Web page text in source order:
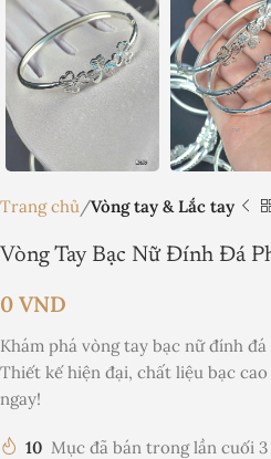
Trang chủ Vòng tay & Lắc tay
Vòng Tay Bạc Nữ Đính Đá
0 VND
Khám phá vòng tay bạc nữ đính
Thiết kế hiện đại, chất liệu bạc
ngay!
10 Mục đã bán trong lần cuối